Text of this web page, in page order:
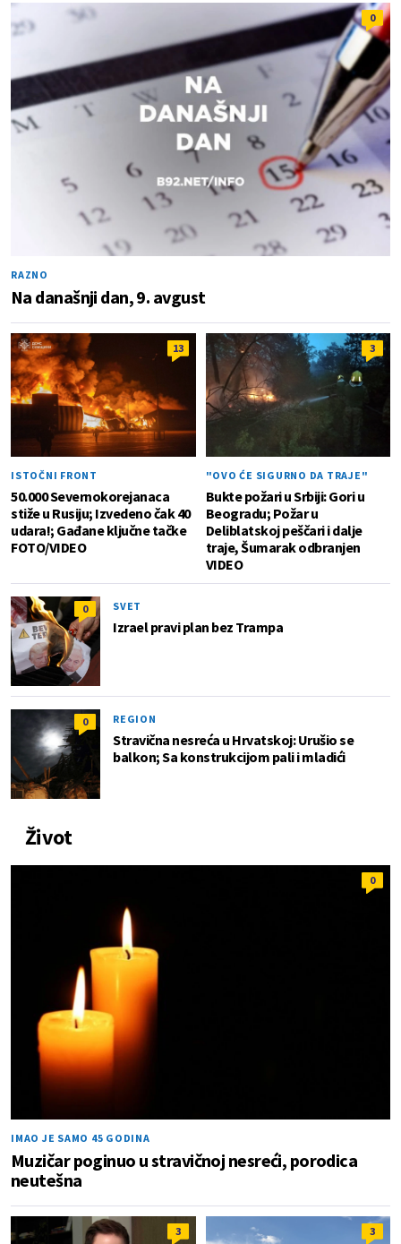
0
RAZNO
Na današnji dan, 9. avgust
13
ISTOČNI FRONT
50.000 Severnokorejanaca
stiže u Rusiju; Izvedeno čak 40
udara!; Gađane ključne tačke
FOTO/VIDEO
3
"OVO ĆE SIGURNO DA TRAJE"
Bukte požari u Srbiji: Gori u
Beogradu; Požar u
Deliblatskoj peščari i dalje
traje, Šumarak odbranjen
VIDEO
0 SVET
Izrael pravi plan bez Trampa
0 REGION
Stravična nesreća u Hrvatskoj: Urušio se
balkon; Sa konstrukcijom pali i mladići
Život
0
IMAO JE SAMO 45 GODINA
Muzičar poginuo u stravičnoj nesreći, porodica
neutešna
3 3